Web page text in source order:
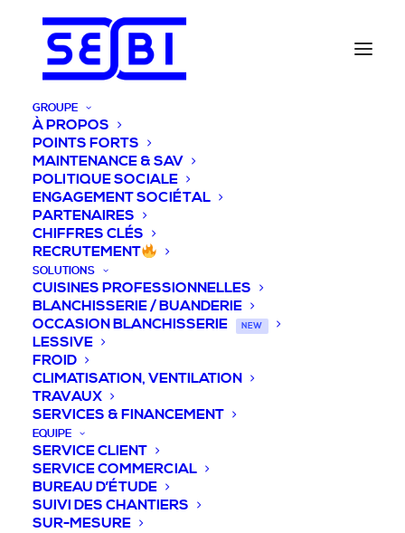
GROUPE
À PROPOS
POINTS FORTS
MAINTENANCE & SAV
POLITIQUE SOCIALE
ENGAGEMENT SOCIÉTAL
PARTENAIRES
CHIFFRES CLÉS
RECRUTEMENT
SOLUTIONS
CUISINES PROFESSIONNELLES
BLANCHISSERIE / BUANDERIE
OCCASION BLANCHISSERIE
NEW
LESSIVE
FROID
CLIMATISATION, VENTILATION
TRAVAUX
SERVICES & FINANCEMENT
EQUIPE
SERVICE CLIENT
SERVICE COMMERCIAL
BUREAU D’ÉTUDE
SUIVI DES CHANTIERS
SUR-MESURE